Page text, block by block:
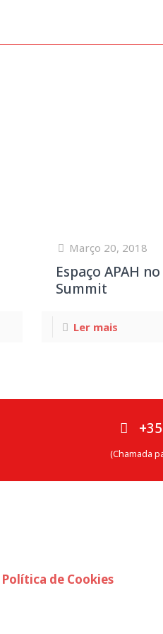
Março 20, 2018
Espaço APAH
Summit
Ler mais
(Chamada
Março 20, 2018
Espaço
Summit
Política de Cookies